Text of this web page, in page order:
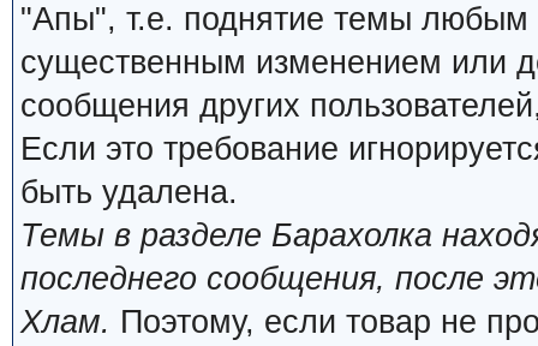
"Апы", т.е. поднятие темы любым
существенным изменением или
сообщения других
Если это требование
быть удалена.
Темы в разделе Барахолка
последнего сообщения, после
Хлам. Поэтому, если товар не